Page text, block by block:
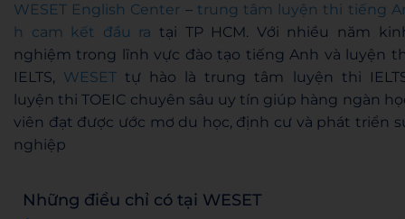
WESET English Center – trung tâm luyện thi tiếng
h cam kết đầu ra tại TP HCM. Với nhiều năm
nghiệm trong lĩnh vực đào tạo tiếng Anh và luyện
IELTS, WESET tự hào là trung tâm luyện thi
luyện thi TOEIC chuyên sâu uy tín giúp hàng ngàn
viên đạt được ước mơ du học, định cư và phát triển
nghiệp
Những điều chỉ có tại WESET